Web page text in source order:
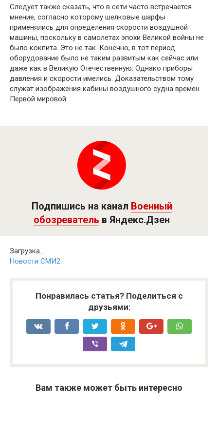
Следует также сказать, что в сети часто встречается
мнение, согласно которому шелковые шарфы
применялись для определения скорости воздушной
машины, поскольку в самолетах эпохи Великой войны не
было кокпита. Это не так. Конечно, в тот период
оборудование было не таким развитым как сейчас или
даже как в Великую Отечественную. Однако приборы
давления и скорости имелись. Доказательством тому
служат изображения кабины воздушного судна времен
Первой мировой.
Подпишись на канал Военный
обозреватель в Яндекс.Дзен
Загрузка...
Новости СМИ2
Понравилась статья? Поделиться с
друзьями:
Вам также может быть интересно